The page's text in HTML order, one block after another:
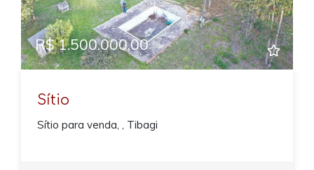
R$ 1.500.000,00
Sítio
Sítio para venda, , Tibagi